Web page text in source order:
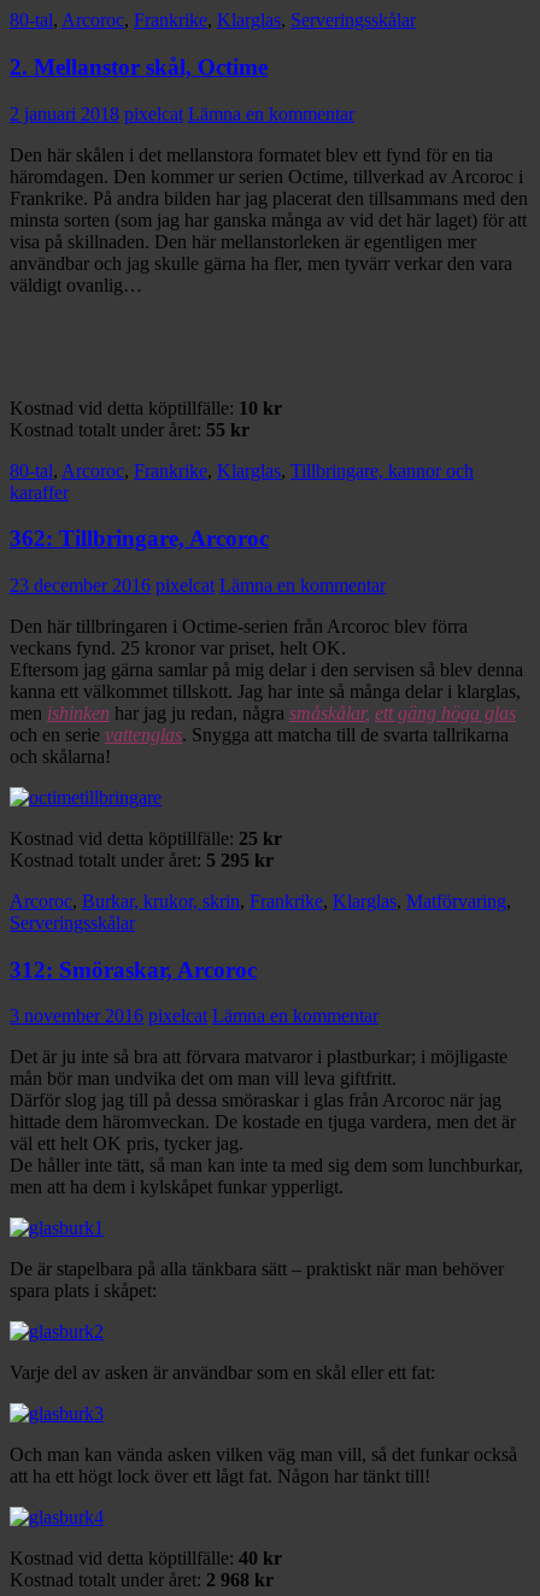
80-tal, Arcoroc, Frankrike, Klarglas, Serveringsskålar
2. Mellanstor skål, Octime
2 januari 2018 pixelcat Lämna en kommentar
Den här skålen i det mellanstora formatet blev ett fynd för en tia
häromdagen. Den kommer ur serien Octime, tillverkad av Arcoroc i
Frankrike. På andra bilden har jag placerat den tillsammans med den
minsta sorten (som jag har ganska många av vid det här laget) för att
visa på skillnaden. Den här mellanstorleken är egentligen mer
användbar och jag skulle gärna ha fler, men tyvärr verkar den vara
väldigt ovanlig…
Kostnad vid detta köptillfälle: 10 kr
Kostnad totalt under året: 55 kr
80-tal, Arcoroc, Frankrike, Klarglas, Tillbringare, kannor och
karaffer
362: Tillbringare, Arcoroc
23 december 2016 pixelcat Lämna en kommentar
Den här tillbringaren i Octime-serien från Arcoroc blev förra
veckans fynd. 25 kronor var priset, helt OK.
Eftersom jag gärna samlar på mig delar i den servisen så blev denna
kanna ett välkommet tillskott. Jag har inte så många delar i klarglas,
men ishinken har jag ju redan, några småskålar, ett gäng höga glas
och en serie vattenglas. Snygga att matcha till de svarta tallrikarna
och skålarna!
Kostnad vid detta köptillfälle: 25 kr
Kostnad totalt under året: 5 295 kr
Arcoroc, Burkar, krukor, skrin, Frankrike, Klarglas, Matförvaring,
Serveringsskålar
312: Smöraskar, Arcoroc
3 november 2016 pixelcat Lämna en kommentar
Det är ju inte så bra att förvara matvaror i plastburkar; i möjligaste
mån bör man undvika det om man vill leva giftfritt.
Därför slog jag till på dessa smöraskar i glas från Arcoroc när jag
hittade dem häromveckan. De kostade en tjuga vardera, men det är
väl ett helt OK pris, tycker jag.
De håller inte tätt, så man kan inte ta med sig dem som lunchburkar,
men att ha dem i kylskåpet funkar ypperligt.
De är stapelbara på alla tänkbara sätt – praktiskt när man behöver
spara plats i skåpet:
Varje del av asken är användbar som en skål eller ett fat:
Och man kan vända asken vilken väg man vill, så det funkar också
att ha ett högt lock över ett lågt fat. Någon har tänkt till!
Kostnad vid detta köptillfälle: 40 kr
Kostnad totalt under året: 2 968 kr